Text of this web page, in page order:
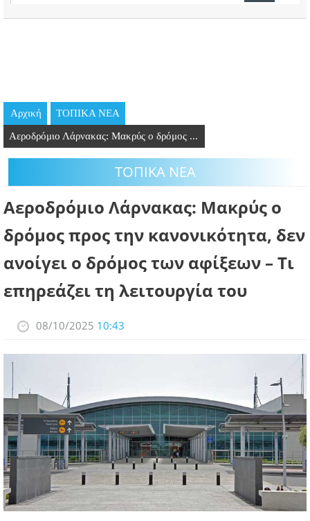
ΘΕΣΕΙΣ ΕΡΓΑΣΙΑΣ
PODCAST
ΣΥΝΔΕΣΜΟΙ
ΠΕΡΙΣΣΟΤΕΡΑ
Αρχική ΤΟΠΙΚΑ ΝΕΑ
Αεροδρόμιο Λάρνακας: Μακρύς ο δρόμος ...
ΤΟΠΙΚΑ ΝΕΑ
Αεροδρόμιο Λάρνακας: Μακρύς ο
δρόμος προς την κανονικότητα, δεν
ανοίγει ο δρόμος των αφίξεων – Τι
επηρεάζει τη λειτουργία του
08/10/2025 10:43